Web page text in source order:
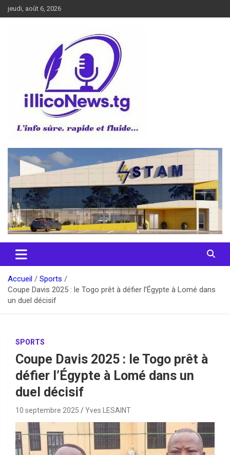
Aller
au
jeudi, août 6, 2026
illiconews
Accueil
Sports
Coupe Davis 2025 : le Togo prêt à défier l’Égypte à Lomé dans
un duel décisif
SPORTS
Coupe Davis 2025 : le Togo prêt à
défier l’Égypte à Lomé dans un
duel décisif
10 septembre 2025 Yves LESAINT